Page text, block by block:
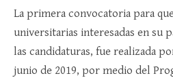
La primera convocatoria para
universitarias interesadas en su
las candidaturas, fue realizada
junio de 2019, por medio del